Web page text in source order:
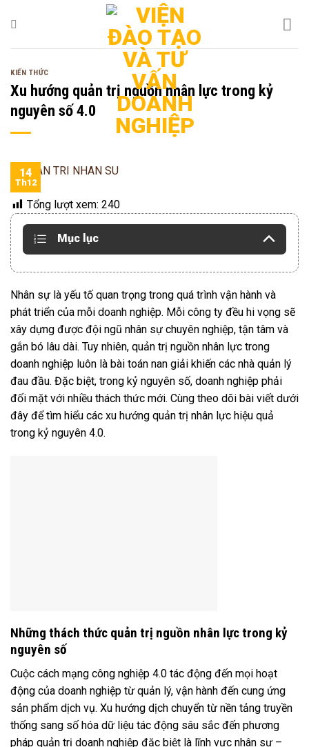
qua
KIẾN THỨC
Xu hướng quản trị nguồn nhân lực trong kỷ
nguyên số 4.0
14
Th12
Tổng lượt xem: 240
Mục lục
Nhân sự là yếu tố quan trọng trong quá trình vận hành và
phát triển của mỗi doanh nghiệp. Mỗi công ty đều hi vọng sẽ
xây dựng được đội ngũ nhân sự chuyên nghiệp, tận tâm và
gắn bó lâu dài. Tuy nhiên, quản trị nguồn nhân lực trong
doanh nghiệp luôn là bài toán nan giải khiến các nhà quản lý
đau đầu. Đặc biệt, trong kỷ nguyên số, doanh nghiệp phải
đối mặt với nhiều thách thức mới. Cùng theo dõi bài viết dưới
đây để tìm hiểu các xu hướng quản trị nhân lực hiệu quả
trong kỷ nguyên 4.0.
Những thách thức quản trị nguồn nhân lực trong kỷ
nguyên số
Cuộc cách mạng công nghiệp 4.0 tác động đến mọi hoạt
động của doanh nghiệp từ quản lý, vận hành đến cung ứng
sản phẩm dịch vụ. Xu hướng dịch chuyển từ nền tảng truyền
thống sang số hóa dữ liệu tác động sâu sắc đến phương
pháp quản trị doanh nghiệp đặc biệt là lĩnh vực nhân sự –